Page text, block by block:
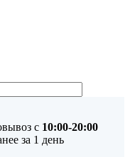
с 10:00-20:00
за 1 день